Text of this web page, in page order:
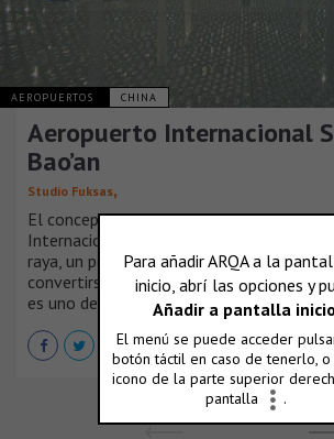
AEROPUERTOS CHINA
Aeropuerto Internacional
Bao’an
Studio Fuksas,
El concepto del proyecto de la Terminal
Internacional de Shenzen Bao'an evoca
raya, un pez que respira y que cambia su
convertirse en un pájaro. Massimiliano
es uno de los invitados a la BIA-AR 2018.